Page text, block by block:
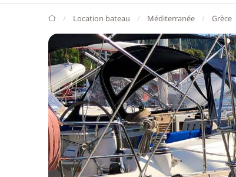
GlobeSailor
Location bateau Méditerranée Grèce